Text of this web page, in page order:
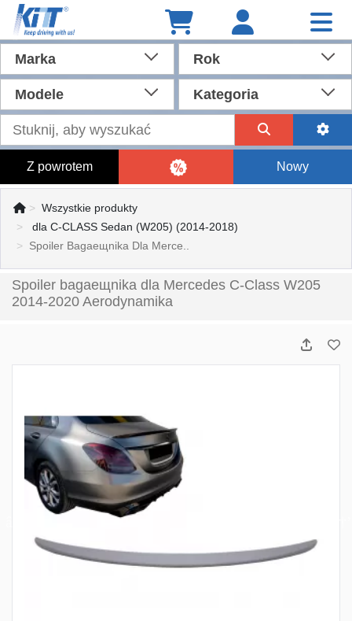
Marka Rok
Modele Kategoria
Z powrotem Nowy
Wszystkie produkty
dla C-CLASS Sedan (W205) (2014-2018)
Spoiler Bagaещnika Dla Merce..
Spoiler bagaещnika dla Mercedes C-Class W205
2014-2020 Aerodynamika